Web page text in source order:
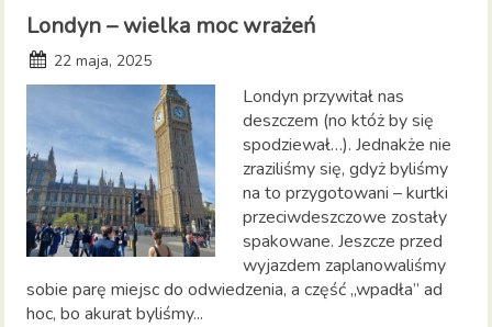
Londyn – wielka moc wrażeń
22 maja, 2025
Londyn przywitał nas
deszczem (no któż by się
spodziewał…). Jednakże nie
zraziliśmy się, gdyż byliśmy
na to przygotowani – kurtki
przeciwdeszczowe zostały
spakowane. Jeszcze przed
wyjazdem zaplanowaliśmy
sobie parę miejsc do odwiedzenia, a część „wpadła” ad
hoc, bo akurat byliśmy...